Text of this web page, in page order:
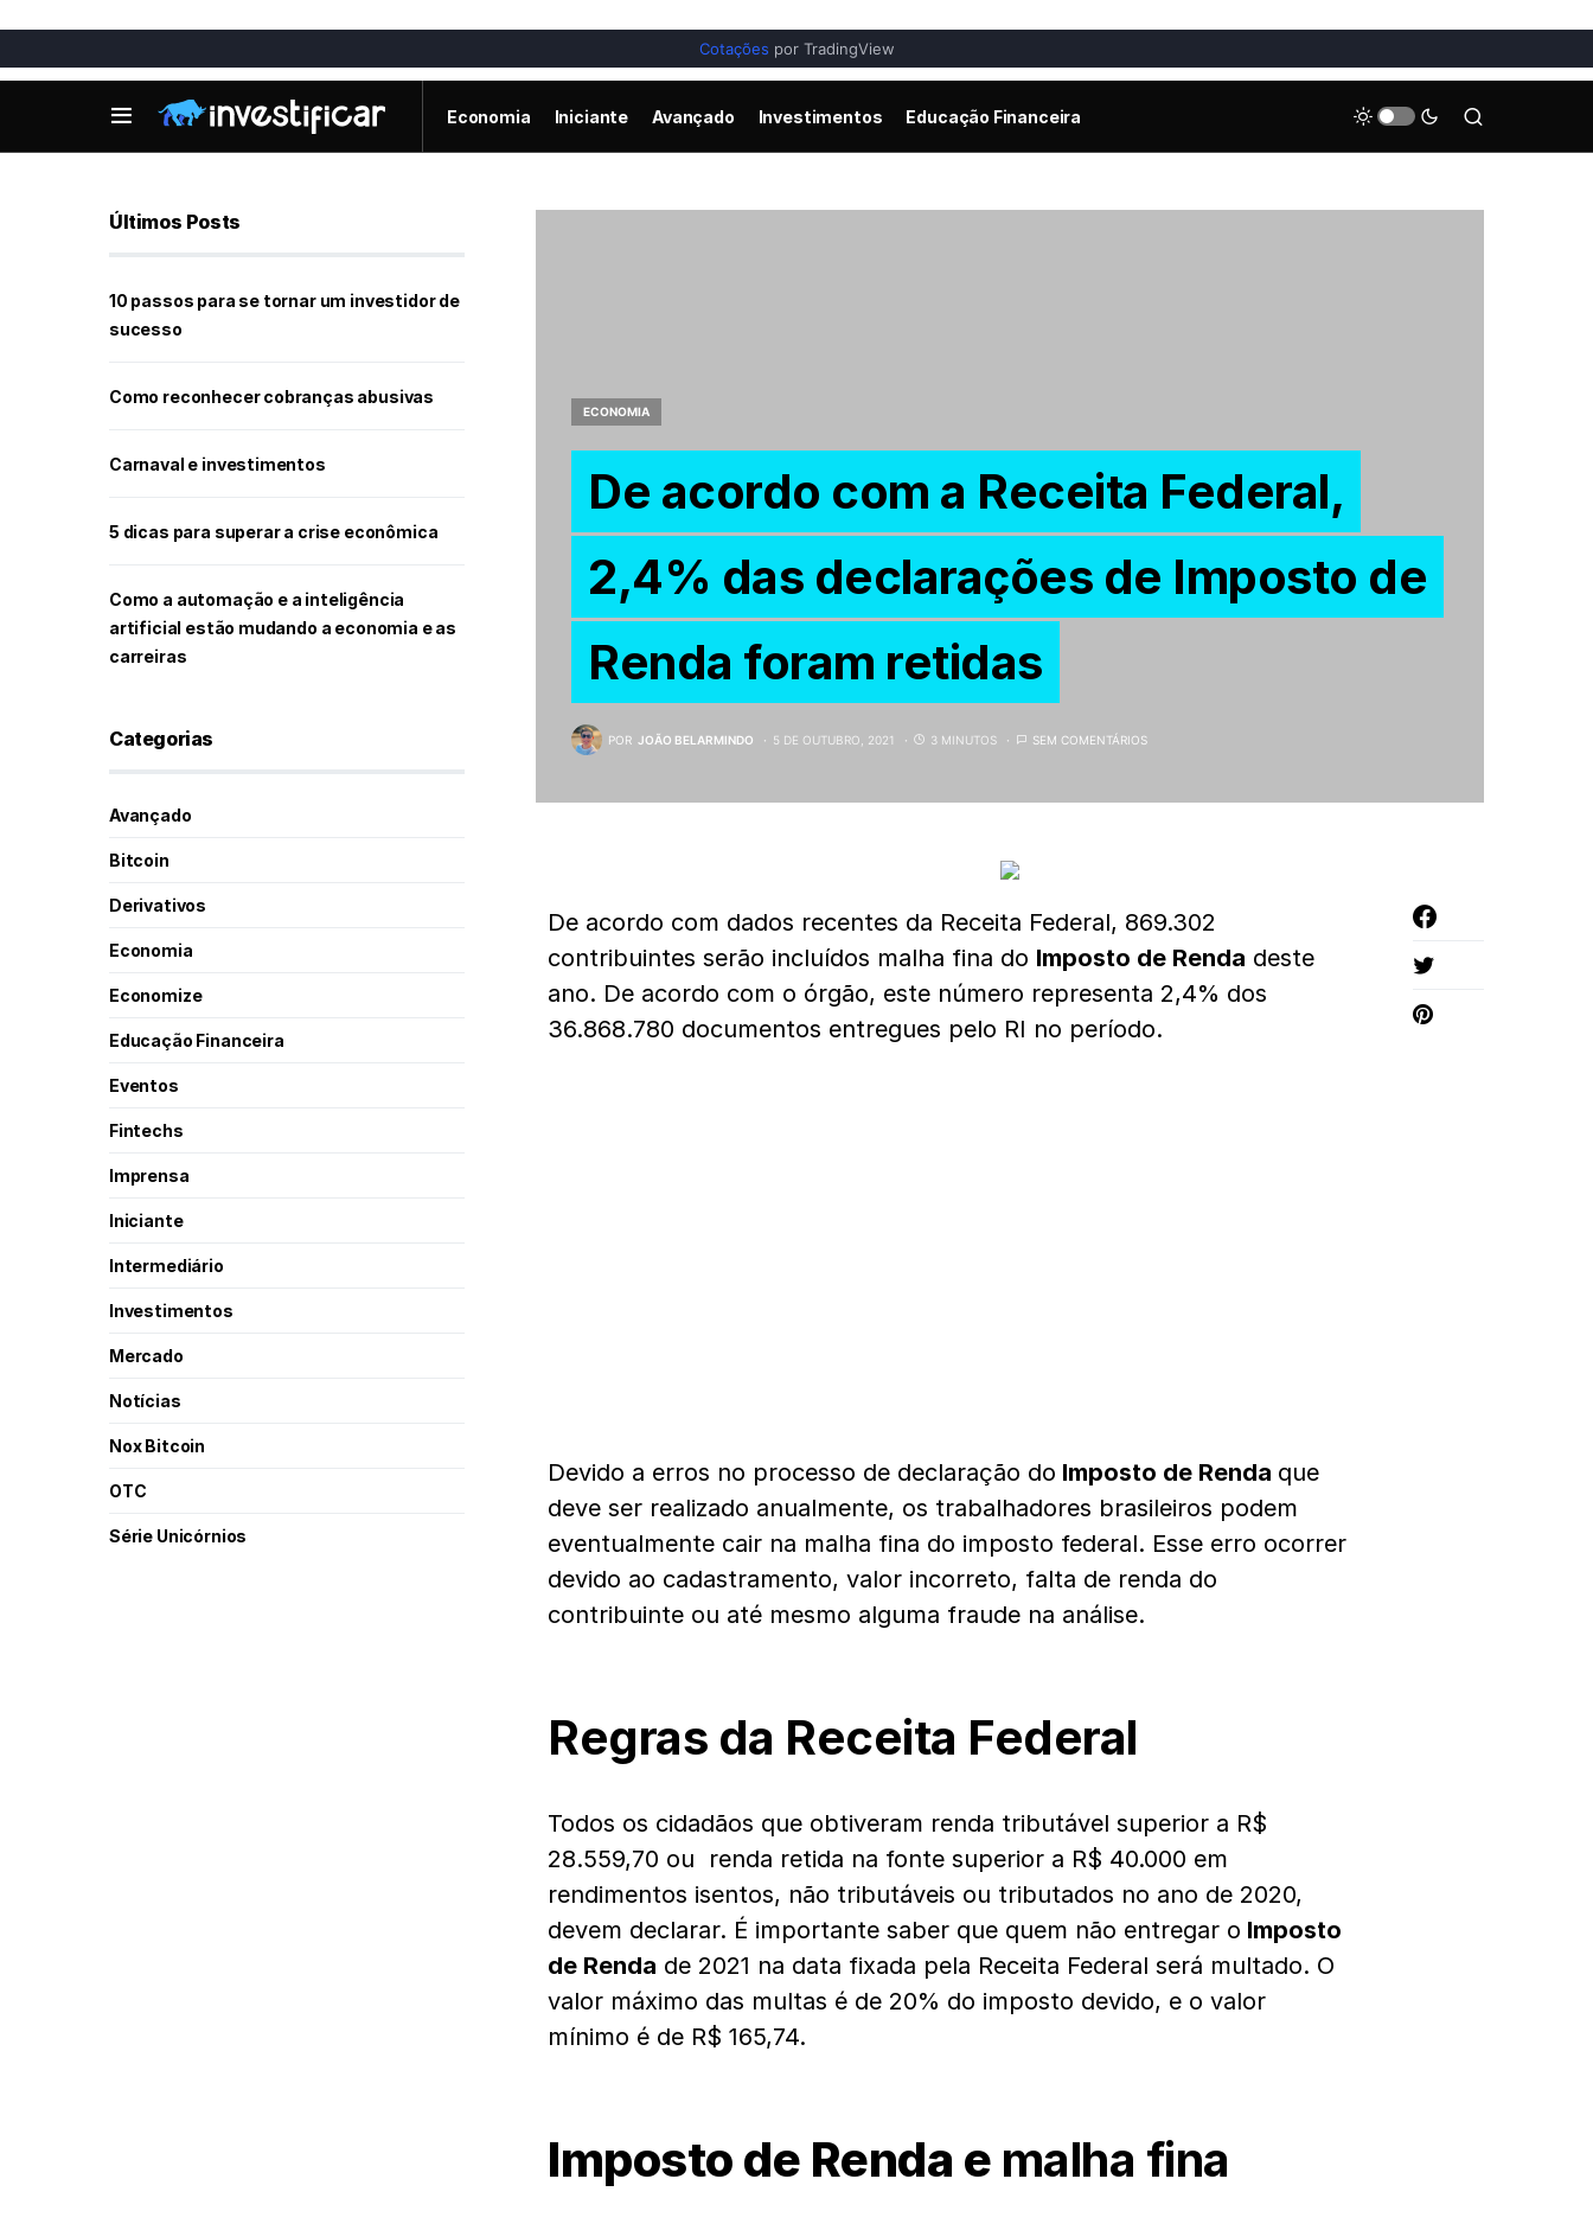
Cotações por TradingView
Economia Iniciante Avançado Investimentos Educação Financeira
ECONOMIA
De acordo com a Receita Federal,
2,4% das declarações de Imposto de
Renda foram retidas
POR JOÃO BELARMINDO 5 DE OUTUBRO, 2021 3 MINUTOS SEM COMENTÁRIOS
De acordo com dados recentes da Receita Federal, 869.302
contribuintes serão incluídos malha fina do Imposto de Renda deste
ano. De acordo com o órgão, este número representa 2,4% dos
36.868.780 documentos entregues pelo RI no período.
Devido a erros no processo de declaração do Imposto de Renda que
deve ser realizado anualmente, os trabalhadores brasileiros podem
eventualmente cair na malha fina do imposto federal. Esse erro ocorrer
devido ao cadastramento, valor incorreto, falta de renda do
contribuinte ou até mesmo alguma fraude na análise.
Regras da Receita Federal
Todos os cidadãos que obtiveram renda tributável superior a R$
28.559,70 ou renda retida na fonte superior a R$ 40.000 em
rendimentos isentos, não tributáveis ou tributados no ano de 2020,
devem declarar. É importante saber que quem não entregar o Imposto
de Renda de 2021 na data fixada pela Receita Federal será multado. O
valor máximo das multas é de 20% do imposto devido, e o valor
mínimo é de R$ 165,74.
Imposto de Renda e malha fina
Últimos Posts
10 passos para se tornar um investidor de
sucesso
Como reconhecer cobranças abusivas
Carnaval e investimentos
5 dicas para superar a crise econômica
Como a automação e a inteligência
artificial estão mudando a economia e as
carreiras
Categorias
Avançado
Bitcoin
Derivativos
Economia
Economize
Educação Financeira
Eventos
Fintechs
Imprensa
Iniciante
Intermediário
Investimentos
Mercado
Notícias
Nox Bitcoin
OTC
Série Unicórnios